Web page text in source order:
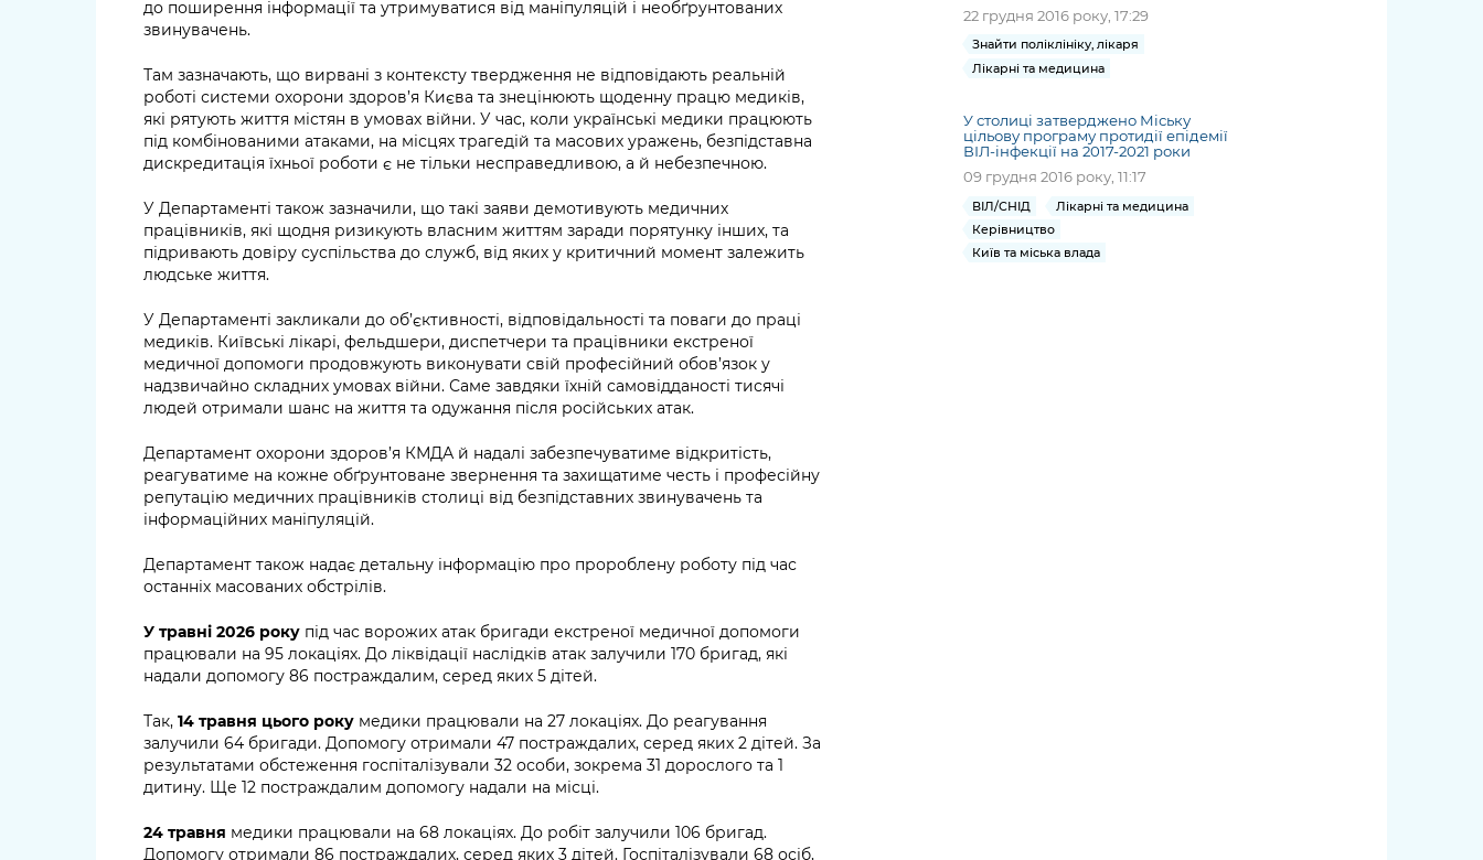
до поширення інформації та утримуватися від маніпуляцій і необґрунтованих
звинувачень.
Там зазначають, що вирвані з контексту твердження не відповідають реальній
роботі системи охорони здоров’я Києва та знецінюють щоденну працю медиків,
які рятують життя містян в умовах війни. У час, коли українські медики працюють
під комбінованими атаками, на місцях трагедій та масових уражень, безпідставна
дискредитація їхньої роботи є не тільки несправедливою, а й небезпечною.
У Департаменті також зазначили, що такі заяви демотивують медичних
працівників, які щодня ризикують власним життям заради порятунку інших, та
підривають довіру суспільства до служб, від яких у критичний момент залежить
людське життя.
У Департаменті закликали до об’єктивності, відповідальності та поваги до праці
медиків. Київські лікарі, фельдшери, диспетчери та працівники екстреної
медичної допомоги продовжують виконувати свій професійний обов’язок у
надзвичайно складних умовах війни. Саме завдяки їхній самовідданості тисячі
людей отримали шанс на життя та одужання після російських атак.
Департамент охорони здоров’я КМДА й надалі забезпечуватиме відкритість,
реагуватиме на кожне обґрунтоване звернення та захищатиме честь і професійну
репутацію медичних працівників столиці від безпідставних звинувачень та
інформаційних маніпуляцій.
Департамент також надає детальну інформацію про пророблену роботу під час
останніх масованих обстрілів.
У травні 2026 року під час ворожих атак бригади екстреної медичної допомоги
працювали на 95 локаціях. До ліквідації наслідків атак залучили 170 бригад, які
надали допомогу 86 постраждалим, серед яких 5 дітей.
Так, 14 травня цього року медики працювали на 27 локаціях. До реагування
залучили 64 бригади. Допомогу отримали 47 постраждалих, серед яких 2 дітей. За
результатами обстеження госпіталізували 32 особи, зокрема 31 дорослого та 1
дитину. Ще 12 постраждалим допомогу надали на місці.
24 травня медики працювали на 68 локаціях. До робіт залучили 106 бригад.
Допомогу отримали 86 постраждалих, серед яких 3 дітей. Госпіталізували 68 осіб,
22 грудня 2016 року, 17:29
Знайти поліклініку, лікаря
Лікарні та медицина
У столиці затверджено Міську
цільову програму протидії епідемії
ВІЛ-інфекції на 2017-2021 роки
09 грудня 2016 року, 11:17
ВІЛ/СНІД
Лікарні та медицина
Керівництво
Київ та міська влада